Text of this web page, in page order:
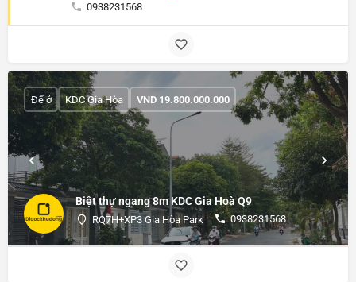
0938231568
Biệt thự ngang 8m KDC Gia Hoà Q9
RQ7H+XP3 Gia Hòa Park 0938231568
Để ở KDC Gia Hòa VND 19.800.000.000